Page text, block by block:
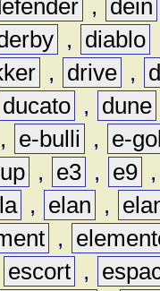
, dein
, diablo
, drive ,
ducato , dune
, e-bulli ,
e-
, e3 , e9
, elan ,
,
escort ,